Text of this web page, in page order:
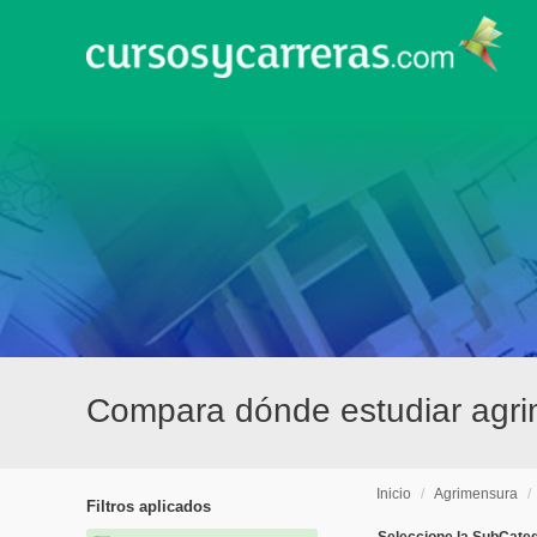
Compara dónde estudiar
Filtros aplicados
Inicio / Agrimensura /